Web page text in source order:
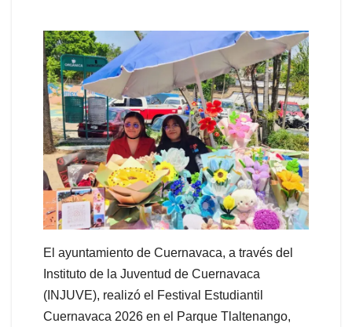
El ayuntamiento de Cuernavaca, a través del
Instituto de la Juventud de Cuernavaca
(INJUVE), realizó el Festival Estudiantil
Cuernavaca 2026 en el Parque Tlaltenango,